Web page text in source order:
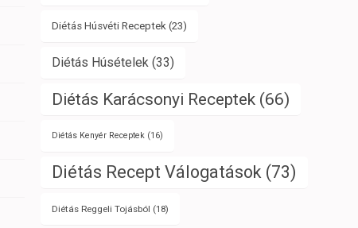
Diétás Húsvéti Receptek (23)
Diétás Húsételek (33)
Diétás Karácsonyi Receptek(66)
Diétás Kenyér Receptek(16)
Diétás Recept Válogatások (73)
Diétás Reggeli Tojásból (18)